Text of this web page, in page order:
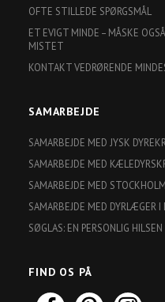
OFTE STILLEDE SPØRGSMÅL
ET EVIGT MINDE – MÅSKE
MISTET
KONTAKT VEDRØRENDE
SAMARBEJDE
SAMARBEJDE MED JYSK
SAMARBEJDE MED
SAMARBEJDE MED
SAMARBEJDE MED DYRLÆGER I
SØGLAS: EN PERSONLIG
FIND OS PÅ